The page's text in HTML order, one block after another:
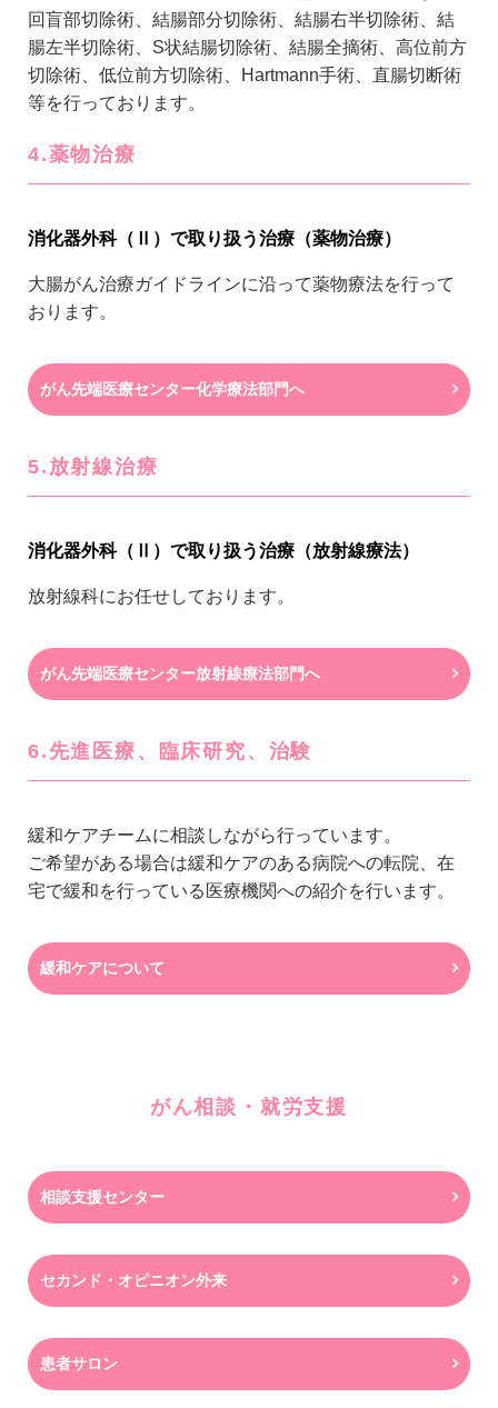
回盲部切除術、結腸部分切除術、結腸右半切除術、結
腸左半切除術、S状結腸切除術、結腸全摘術、高位前方
切除術、低位前方切除術、Hartmann手術、直腸切断術
等を行っております。
4.薬物治療
消化器外科（Ⅱ）で取り扱う治療（薬物治療）
大腸がん治療ガイドラインに沿って薬物療法を行って
おります。
がん先端医療センター化学療法部門へ
5.放射線治療
消化器外科（Ⅱ）で取り扱う治療（放射線療法）
放射線科にお任せしております。
がん先端医療センター放射線療法部門へ
6.先進医療、臨床研究、治験
緩和ケアチームに相談しながら行っています。
ご希望がある場合は緩和ケアのある病院への転院、在
宅で緩和を行っている医療機関への紹介を行います。
緩和ケアについて
がん相談・就労支援
相談支援センター
セカンド・オピニオン外来
患者サロン